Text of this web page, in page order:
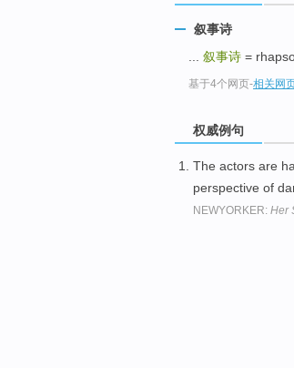
叙事诗
叙事诗 =
基于4个网页-相关网
权威例句
The actors are
perspective of
NEWYORKER: Her